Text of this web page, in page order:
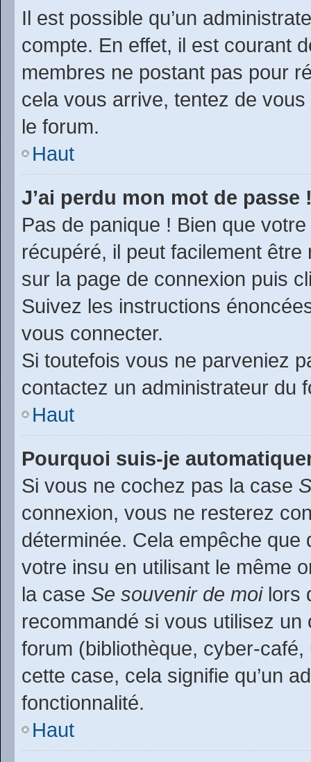
Il est possible qu’un
compte. En effet, il est courant
membres ne postant pas pour
cela vous arrive, tentez de
le forum.
Haut
J’ai perdu mon mot de passe
Pas de panique ! Bien que
récupéré, il peut facilement
sur la page de connexion puis
Suivez les instructions
vous connecter.
Si toutefois vous ne parveniez
contactez un administrateur du
Haut
Pourquoi suis-je
Si vous ne cochez pas la case
connexion, vous ne resterez
déterminée. Cela empêche que
votre insu en utilisant le même
la case Se souvenir de moilors
recommandé si vous utilisez
forum (bibliothèque, cyber-
cette case, cela signifie qu’un
fonctionnalité.
Haut